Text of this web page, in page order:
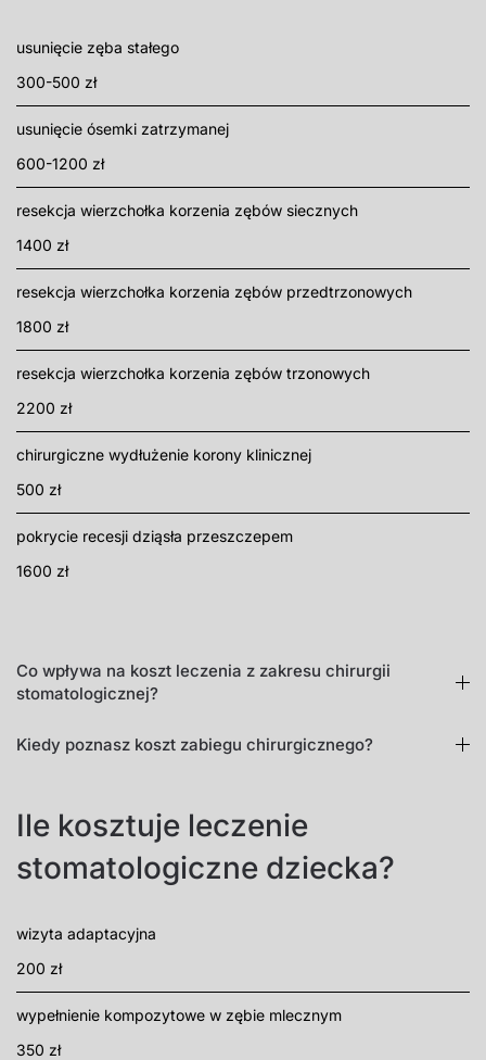
usunięcie zęba stałego
300-500 zł
usunięcie ósemki zatrzymanej
600-1200 zł
resekcja wierzchołka korzenia zębów siecznych
1400 zł
resekcja wierzchołka korzenia zębów przedtrzonowych
1800 zł
resekcja wierzchołka korzenia zębów trzonowych
2200 zł
chirurgiczne wydłużenie korony klinicznej
500 zł
pokrycie recesji dziąsła przeszczepem
1600 zł
Co wpływa na koszt leczenia z zakresu chirurgii
stomatologicznej?
Kiedy poznasz koszt zabiegu chirurgicznego?
Ile kosztuje leczenie
stomatologiczne dziecka?
wizyta adaptacyjna
200 zł
wypełnienie kompozytowe w zębie mlecznym
350 zł